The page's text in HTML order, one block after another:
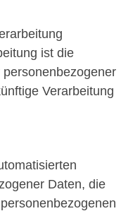
ist die
Verarbeitung
Daten, die